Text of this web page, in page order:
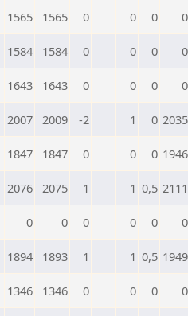
1565 1565 0 0 0 0
1584 1584 0 0 0 0
1643 1643 0 0 0 0
2007 2009 -2 1 0 2035
1847 1847 0 0 0 1946
2076 2075 1 1 0,5 2111
0 0 0 0 0 0
1894 1893 1 1 0,5 1949
1346 1346 0 0 0 0